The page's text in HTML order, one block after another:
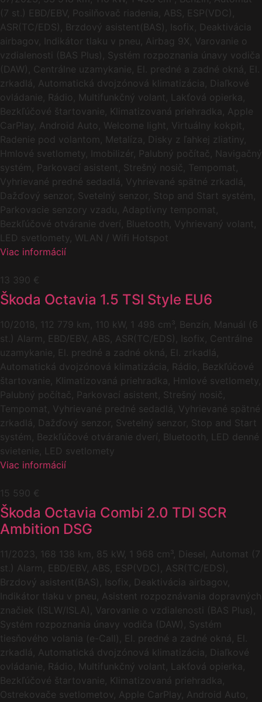
(7 st.) EBD/EBV, Posilňovač riadenia, ABS, ESP(VDC),
ASR(TC/EDS), Brzdový asistent(BAS), Isofix, Deaktivácia
airbagov, Indikátor tlaku v pneu, Airbag 9X, Varovanie o
vzdialenosti (BAS Plus), Systém rozpoznania únavy vodiča
(DAW), Centrálne uzamykanie, El. predné a zadné okná, El.
zrkadlá, Automatická dvojzónová klimatizácia, Diaľkové
ovládanie, Rádio, Multifunkčný volant, Lakťová opierka,
Bezkľúčové štartovanie, Klimatizovaná priehradka, Apple
CarPlay, Android Auto, Welcome light, Virtuálny kokpit,
Radenie pod volantom, Metalíza, Disky z ľahkej zliatiny,
Hmlové svetlomety, Imobilizér, Palubný počítač, Navigačný
systém, Parkovací asistent, Strešný nosič, Tempomat,
Vyhrievané predné sedadlá, Vyhrievané spätné zrkadlá,
Dažďový senzor, Svetelný senzor, Stop and Start systém,
Parkovacie senzory vzadu, Adaptívny tempomat,
Bezkľúčové otváranie dverí, Bluetooth, Vyhrievaný volant,
LED svetlomety, WLAN / Wifi Hotspot
Viac informácií
13 390 €
Škoda Octavia 1.5 TSI Style EU6
10/2018, 112 779 km, 110 kW, 1 498 cm³, Benzín, Manuál (6
st.) Alarm, EBD/EBV, ABS, ASR(TC/EDS), Isofix, Centrálne
uzamykanie, El. predné a zadné okná, El. zrkadlá,
Automatická dvojzónová klimatizácia, Rádio, Bezkľúčové
štartovanie, Klimatizovaná priehradka, Hmlové svetlomety,
Palubný počítač, Parkovací asistent, Strešný nosič,
Tempomat, Vyhrievané predné sedadlá, Vyhrievané spätné
zrkadlá, Dažďový senzor, Svetelný senzor, Stop and Start
systém, Bezkľúčové otváranie dverí, Bluetooth, LED denné
svietenie, LED svetlomety
Viac informácií
15 590 €
Škoda Octavia Combi 2.0 TDI SCR
Ambition DSG
11/2023, 168 138 km, 85 kW, 1 968 cm³, Diesel, Automat (7
st.) Alarm, EBD/EBV, ABS, ESP(VDC), ASR(TC/EDS),
Brzdový asistent(BAS), Isofix, Deaktivácia airbagov,
Indikátor tlaku v pneu, Asistent rozpoznávania dopravných
značiek (ISLW/ISLA), Varovanie o vzdialenosti (BAS Plus),
Systém rozpoznania únavy vodiča (DAW), Systém
tiesňového volania (e-Call), El. predné a zadné okná, El.
zrkadlá, Automatická dvojzónová klimatizácia, Diaľkové
ovládanie, Rádio, Multifunkčný volant, Lakťová opierka,
Bezkľúčové štartovanie, Klimatizovaná priehradka,
Ostrekovače svetlometov, Apple CarPlay, Android Auto,